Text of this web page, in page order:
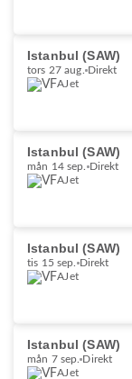
Istanbul (SAW)
tors 27 aug. Direkt
AJet
Istanbul (SAW)
mån 14 sep. Direkt
AJet
Istanbul (SAW)
tis 15 sep. Direkt
AJet
Istanbul (SAW)
mån 7 sep. Direkt
AJet